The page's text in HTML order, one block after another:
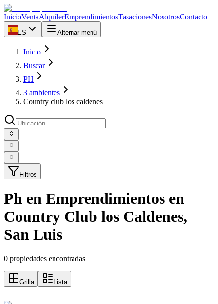
InicioVentaAlquilerEmprendimientosTasacionesNosotrosContacto
ES Alternar menú
Inicio
Buscar
PH
3 ambientes
Country club los caldenes
Filtros
Ph en Emprendimientos en
Country Club los Caldenes,
San Luis
0 propiedades encontradas
Grilla Lista